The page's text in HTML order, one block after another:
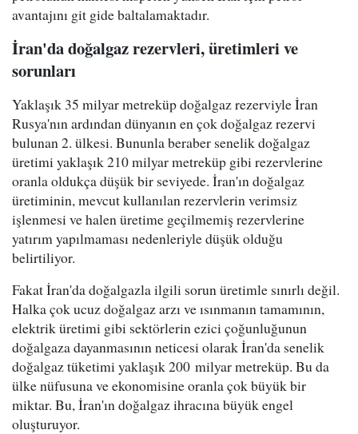
avantajını git gide baltalamaktadır.
İran'da doğalgaz rezervleri, üretimleri ve
sorunları
Yaklaşık 35 milyar metreküp doğalgaz rezerviyle İran
Rusya'nın ardından dünyanın en çok doğalgaz rezervi
bulunan 2. ülkesi. Bununla beraber senelik doğalgaz
üretimi yaklaşık 210 milyar metreküp gibi rezervlerine
oranla oldukça düşük bir seviyede. İran'ın doğalgaz
üretiminin, mevcut kullanılan rezervlerin verimsiz
işlenmesi ve halen üretime geçilmemiş rezervlerine
yatırım yapılmaması nedenleriyle düşük olduğu
belirtiliyor.
Fakat İran'da doğalgazla ilgili sorun üretimle sınırlı değil.
Halka çok ucuz doğalgaz arzı ve ısınmanın tamamının,
elektrik üretimi gibi sektörlerin ezici çoğunluğunun
doğalgaza dayanmasının neticesi olarak İran'da senelik
doğalgaz tüketimi yaklaşık 200 milyar metreküp. Bu da
ülke nüfusuna ve ekonomisine oranla çok büyük bir
miktar. Bu, İran'ın doğalgaz ihracına büyük engel
oluşturuyor.